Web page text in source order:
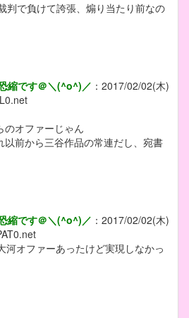
判で負けて誇張、煽り当たり前なの
縮です＠＼(^o^)／ ： 2017/02/02(木)
のオファーじゃん
以前から三谷作品の常連だし、宛書
縮です＠＼(^o^)／ ： 2017/02/02(木)
河オファーあったけど実現しなかっ